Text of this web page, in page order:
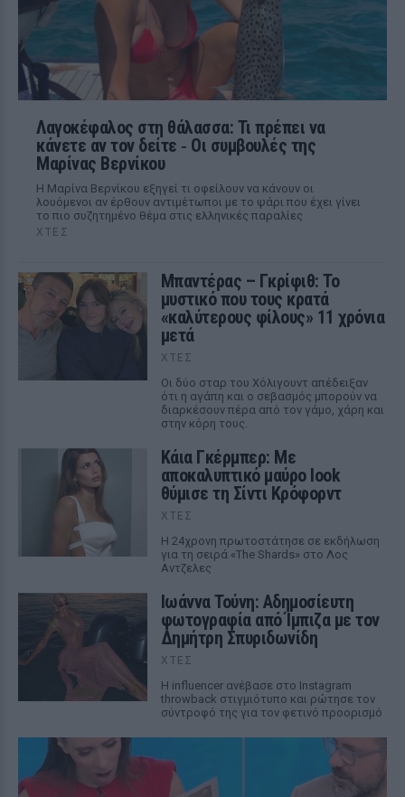
Λαγοκέφαλος στη θάλασσα: Τι πρέπει να
κάνετε αν τον δείτε ‑ Οι συμβουλές της
Μαρίνας Βερνίκου
Η Μαρίνα Βερνίκου εξηγεί τι οφείλουν να κάνουν οι
λουόμενοι αν έρθουν αντιμέτωποι με το ψάρι που έχει γίνει
το πιο συζητημένο θέμα στις ελληνικές παραλίες
ΧΤΕΣ
Μπαντέρας – Γκρίφιθ: Το
μυστικό που τους κρατά
«καλύτερους φίλους» 11 χρόνια
μετά
ΧΤΕΣ
Οι δύο σταρ του Χόλιγουντ απέδειξαν
ότι η αγάπη και ο σεβασμός μπορούν να
διαρκέσουν πέρα από τον γάμο, χάρη και
στην κόρη τους.
Κάια Γκέρμπερ: Με
αποκαλυπτικό μαύρο look
θύμισε τη Σίντι Κρόφορντ
ΧΤΕΣ
Η 24χρονη πρωτοστάτησε σε εκδήλωση
για τη σειρά «The Shards» στο Λος
Αντζελες
Ιωάννα Τούνη: Αδημοσίευτη
φωτογραφία από Ίμπιζα με τον
Δημήτρη Σπυριδωνίδη
ΧΤΕΣ
Η influencer ανέβασε στο Instagram
throwback στιγμιότυπο και ρώτησε τον
σύντροφό της για τον φετινό προορισμό